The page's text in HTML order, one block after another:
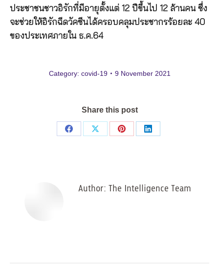
ประชาชนชาวอิรักที่มีอายุตั้งแต่ 12 ปีขึ้นไป 12 ล้านคน ซึ่ง
จะช่วยให้อิรักฉีดวัคซีนได้ครอบคลุมประชากรร้อยละ 40
ของประเทศภายใน ธ.ค.64
Category: covid-19 9 November 2021
Share this post
Share
Share
Share
Share
Author: The Intelligence Team